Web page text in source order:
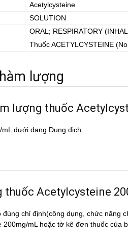
Acetylcysteine
SOLUTION
ORAL; RESPIRATORY
ThuốcACETYLCYSTEINE
lượng
lượng thuốc
dưới dạng Dung dịch
Acetylcysteine
đúng chỉ định(công dụng, chức năng
200mg/mL hoặc tờ kê đơn thuốc của